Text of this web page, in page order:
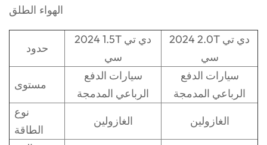
الهواء الطلق
حدود
2024 1.5T دي تي
سي
2024 2.0T دي تي
سي
مستوى
سيارات الدفع
الرباعي المدمجة
سيارات الدفع
الرباعي المدمجة
نوع
الطاقة
الغازولين
الغازولين